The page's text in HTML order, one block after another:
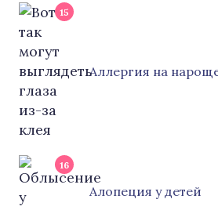
15
Аллергия на
16
Алопеция у детей